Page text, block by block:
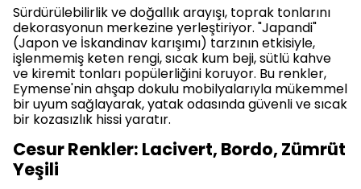
Sürdürülebilirlik ve doğallık arayışı, toprak tonlarını
dekorasyonun merkezine yerleştiriyor. "Japandi"
(Japon ve İskandinav karışımı) tarzının etkisiyle,
işlenmemiş keten rengi, sıcak kum beji, sütlü kahve
ve kiremit tonları popülerliğini koruyor. Bu renkler,
Eymense'nin ahşap dokulu mobilyalarıyla mükemmel
bir uyum sağlayarak, yatak odasında güvenli ve sıcak
bir kozasızlık hissi yaratır.
Cesur Renkler: Lacivert, Bordo, Zümrüt
Yeşili